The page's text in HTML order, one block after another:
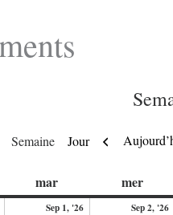
Semaine Jour Précédent
marmardi mer
Sep 1, '261
Sep 2, '262